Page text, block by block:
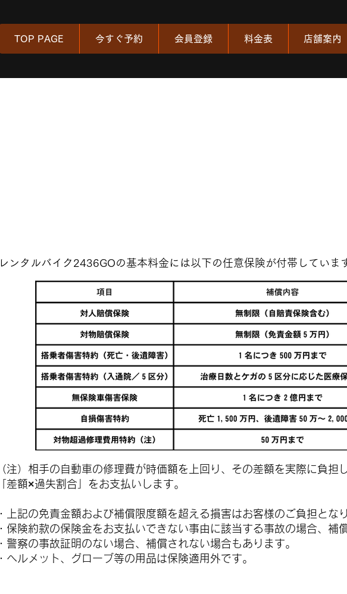
TOP PAGE 今すぐ予約 会員登録 料金表 店舗案内
レンタルバイク2436GOの基本料金には以下の任意保険が付帯していま
（注）相手の自動車の修理費が時価額を上回り、その差額を実際に負担
「差額×過失割合」をお支払いします。
・上記の免責金額および補償限度額を超える損害はお客様のご負担とな
・保険約款の保険金をお支払いできない事由に該当する事故の場合、補
・警察の事故証明のない場合、補償されない場合もあります。
・ヘルメット、グローブ等の用品は保険適用外です。